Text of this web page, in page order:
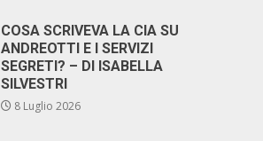
COSA SCRIVEVA LA CIA SU
ANDREOTTI E I SERVIZI
SEGRETI? – DI ISABELLA
SILVESTRI
8 Luglio 2026